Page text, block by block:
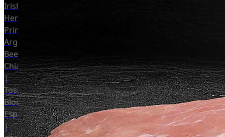
Irish
Hereford
Prime
Argentina
Beef
Chianina
|
Toskana
Blonda
Espanola
|